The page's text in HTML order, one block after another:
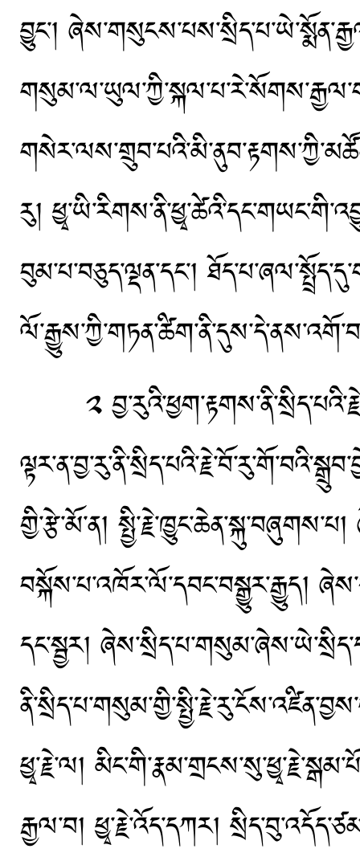
བྱུང་།
རུ།
བུམ་པ་བཅུད་ལྡན་དང་།
༢
གྱི་རྩེ་མོ་ན།
བསྐོས་པ་འཁོར་ལོ་དབང་བསྒྱུར་རྒྱུད།
དང་སྦྱར།
ཕྱྭ་རྗེ་ལ།
རྒྱལ་བ། ཕྱྭ་རྗེ་འོད་དཀར།